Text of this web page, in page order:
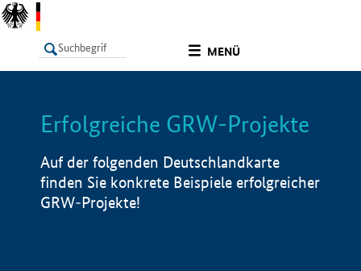
MENÜ
LISTE Info
Erfolgreiche GRW-Projekte
Auf der folgenden Deutschlandkarte
finden Sie konkrete Beispiele erfolgreicher
GRW-Projekte!